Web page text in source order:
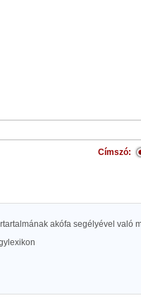
Címszó:
akófa segélyével való